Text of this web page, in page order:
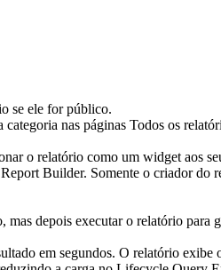
se ele for público.
nas páginas Todos os
o relatório como um widget aos
Builder. Somente o criador do
, mas depois executar o relatório para
em segundos. O relatório exibe